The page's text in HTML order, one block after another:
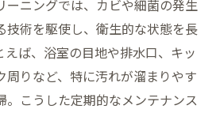
ーニングでは、カビや細菌の発生
技術を駆使し、衛生的な状態を長
ば、浴室の目地や排水口、キッ
周りなど、特に汚れが溜まりやす
。こうした定期的なメンテナンス